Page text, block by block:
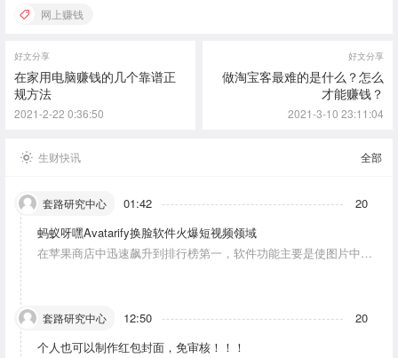
网上赚钱
好文分享
在家用电脑赚钱的几个靠谱正
规方法
2021-2-22 0:36:50
好文分享
做淘宝客最难的是什么？怎么
才能赚钱？
2021-3-10 23:11:04
生财快讯 全部
套路研究中心 01:42
20
蚂蚁呀嘿Avatarify换脸软件火爆短视频领域
在苹果商店中迅速飙升到排行榜第一，软件功能主要是使图片中的
套路研究中心 12:50
20
个人也可以制作红包封面，免审核！！！